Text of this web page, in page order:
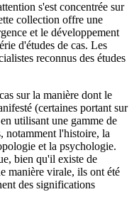
s'est concentrée sur
collection offre une
et le développement
d'études de cas. Les
reconnus des études
sur la manière dont le
(certaines portant sur
utilisant une gamme de
notamment l'histoire, la
et la psychologie.
bien qu'il existe de
manière virale, ils ont été
des significations